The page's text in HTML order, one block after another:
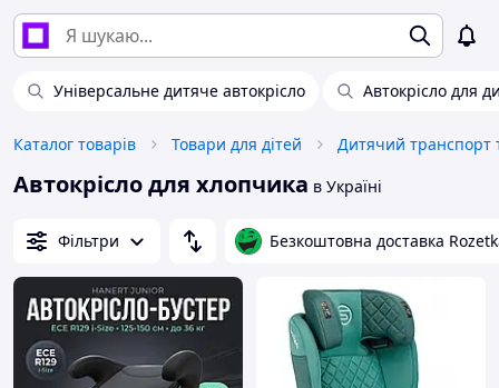
Універсальне дитяче автокрісло Автокрісло для
Каталог товарів Товари для дітей Дитячий транспорт
Автокрісло для хлопчика в Україні
Фільтри Безкоштовна доставка